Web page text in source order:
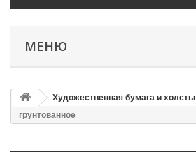
МЕНЮ
Художественная бумага и холсты
грунтованное